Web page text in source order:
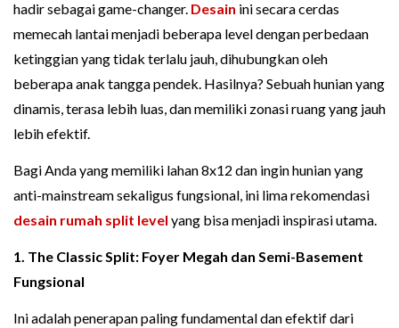
hadir sebagai game-changer. Desain ini secara cerdas
memecah lantai menjadi beberapa level dengan perbedaan
ketinggian yang tidak terlalu jauh, dihubungkan oleh
beberapa anak tangga pendek. Hasilnya? Sebuah hunian yang
dinamis, terasa lebih luas, dan memiliki zonasi ruang yang jauh
lebih efektif.
Bagi Anda yang memiliki lahan 8x12 dan ingin hunian yang
anti-mainstream sekaligus fungsional, ini lima rekomendasi
desain rumah split level yang bisa menjadi inspirasi utama.
1. The Classic Split: Foyer Megah dan Semi-Basement
Fungsional
Ini adalah penerapan paling fundamental dan efektif dari